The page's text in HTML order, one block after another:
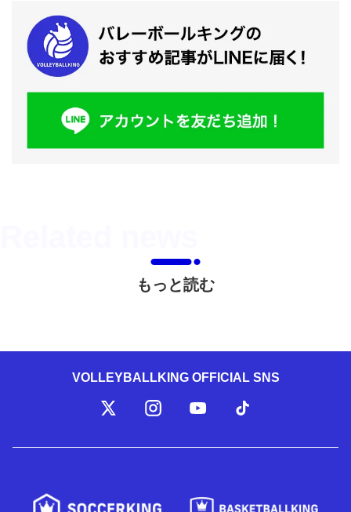
もっと読む
VOLLEYBALLKING OFFICIAL SNS